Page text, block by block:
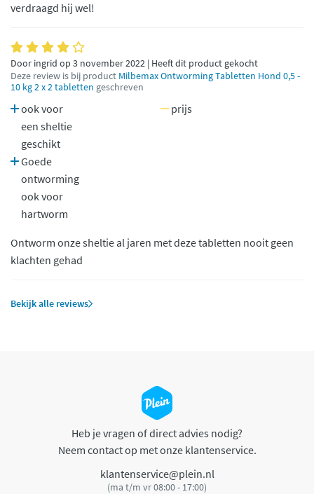
verdraagd hij wel!
Door ingrid op 3 november 2022 | Heeft dit product gekocht
Deze review is bij product Milbemax Ontworming Tabletten Hond 0,5 -
10 kg 2 x 2 tabletten geschreven
ook voor
een sheltie
geschikt
Goede
ontworming
ook voor
hartworm
prijs
Ontworm onze sheltie al jaren met deze tabletten nooit geen
klachten gehad
Bekijk alle reviews
Heb je vragen of direct advies nodig?
Neem contact op met onze klantenservice.
klantenservice@plein.nl
(ma t/m vr 08:00 - 17:00)